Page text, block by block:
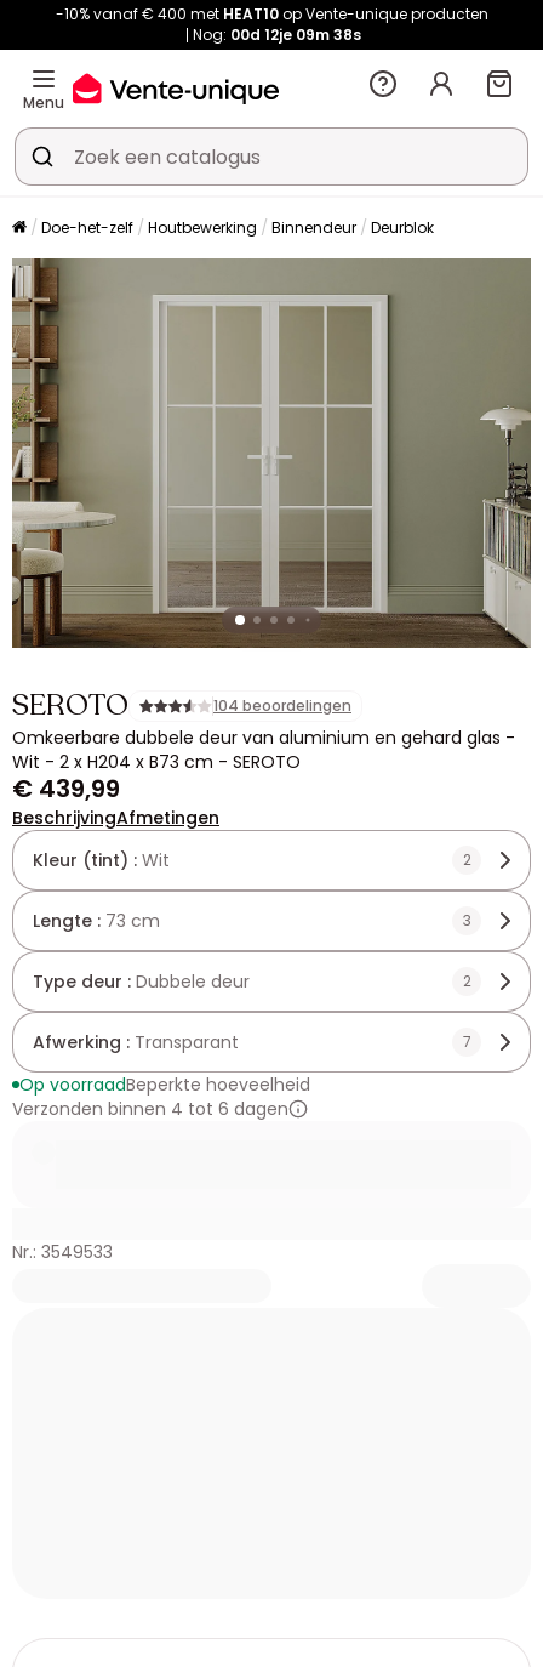
-10% vanaf € 400 met HEAT10op Vente-unique producten
Nog: 00d 12je 09m37s
Menu
Doe-het-zelf Houtbewerking Binnendeur Deurblok
SEROTO 104 beoordelingen
Omkeerbare dubbele deur van aluminium en gehard glas -
Wit - 2 x H204 x B73 cm - SEROTO
€ 439,99
BeschrijvingAfmetingen
Kleur (tint) : Wit 2
Lengte : 73 cm 3
Type deur : Dubbele deur 2
Afwerking : Transparant 7
Op voorraadBeperkte hoeveelheid
Verzonden binnen 4 tot 6 dagen
Nr.: 3549533